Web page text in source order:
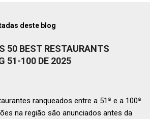
deste blog
50 BEST RESTAURANTS
51-100 DE 2025
ranqueados entre a 51ª e a 100ª
na região são anunciados antes da